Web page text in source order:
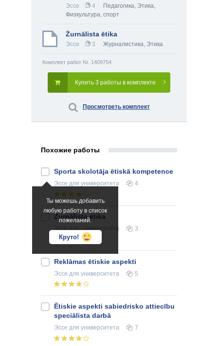
Эссе 4 Педагогика, Этика,
Физкультура, спорт
Žurnālista ētika
Эссе 3 Журналистика, Этика
Комплект работ Nr. 1409754
Купить 3 работы в комплекте
Просмотреть комплект
Похожие работы
Ты можешь добавить
любую работу в список
пожеланий.
Круто!
Sporta skolotāja ētiskā kompetence
Эссе для университета 4
Žurnālista ētika
Эсседля университета 3
Reklāmas ētiskie aspekti
Эссе для университета 5
Ētiskie aspekti sabiedrisko attiecību
speciālista darbā
Эссе для университета 7